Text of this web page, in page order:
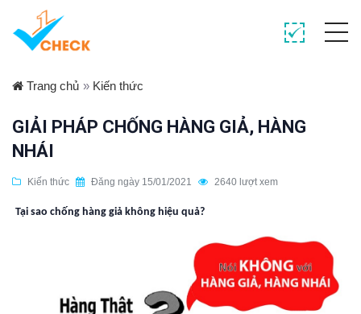
Trang chủ » Kiến thức
GIẢI PHÁP CHỐNG HÀNG GIẢ, HÀNG
NHÁI
Kiến thức Đăng ngày 15/01/2021 2640 lượt xem
Tại sao chống hàng giả không hiệu quả?